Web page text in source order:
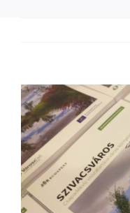
View
Larger
Image